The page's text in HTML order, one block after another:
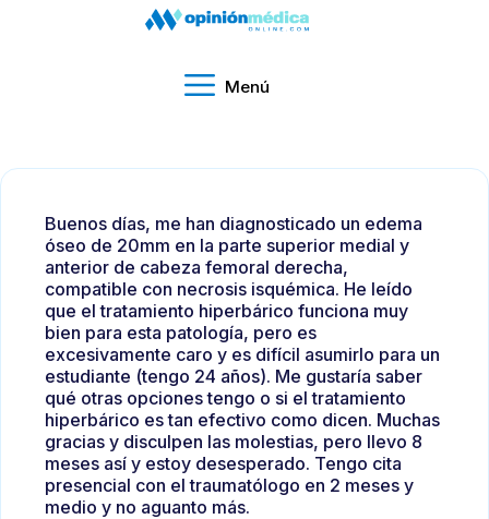
Menú
Buenos días, me han diagnosticado un edema
óseo de 20mm en la parte superior medial y
anterior de cabeza femoral derecha,
compatible con necrosis isquémica. He leído
que el tratamiento hiperbárico funciona muy
bien para esta patología, pero es
excesivamente caro y es difícil asumirlo para un
estudiante (tengo 24 años). Me gustaría saber
qué otras opciones tengo o si el tratamiento
hiperbárico es tan efectivo como dicen. Muchas
gracias y disculpen las molestias, pero llevo 8
meses así y estoy desesperado. Tengo cita
presencial con el traumatólogo en 2 meses y
medio y no aguanto más.